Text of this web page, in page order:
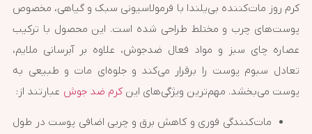
کرم روز مات‌کننده بی‌یلندا با فرمولاسیونی سبک و گیاهی، مخصوص
پوست‌های چرب و مختلط طراحی شده است. این محصول با ترکیب
عصاره چای سبز و مواد فعال ضدجوش، علاوه بر آبرسانی ملایم،
تعادل سبوم پوست را برقرار می‌کند و جلوه‌ای مات و طبیعی به
پوست می‌بخشد. مهم‌ترین ویژگی‌های اینکرم ضد جوش عبارتند از:
مات‌کنندگی فوری و کاهش برق و چربی اضافی پوست در طول